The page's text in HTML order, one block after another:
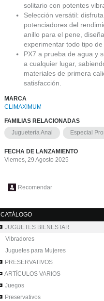
solitario con potentes
Selección versátil:
potenciadores del
anillo para el pene,
experimentar todo tipo de
PX7 a prueba de agua y
a cualquier lugar,
materiales de primera
satisfacción.
MARCA
CLIMAXIMUM
FAMILIAS RELACIONADAS
Juguetería Anal
Especial
FECHA DE LANZAMIENTO
Viernes, 29 Agosto 2025
Recomendar
CATÁLOGO
JUGUETES BIENESTAR
Vibradores
Juguetes para Mujeres
PRESERVATIVOS
ARTÍCULOS VARIOS
Juegos
Preservativos